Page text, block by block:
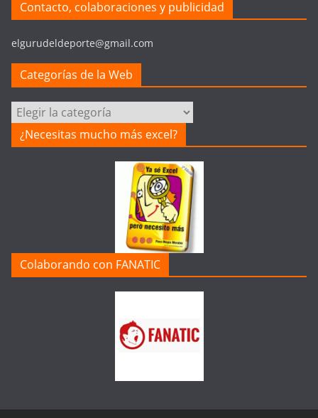
Contacto, colaboraciones y publicidad
elgurudeldeporte@gmail.com
Categorías de la Web
Categorías
la
¿Necesitas mucho más excel?
Colaborando con FANATIC